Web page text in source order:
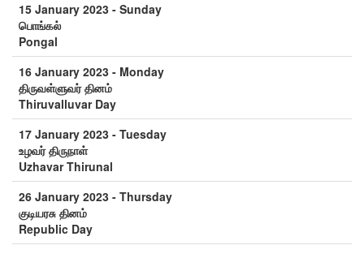
15 January 2023 - Sunday
பொங்கல்
Pongal
16 January 2023 - Monday
திருவள்ளுவர் தினம்
Thiruvalluvar Day
17 January 2023 - Tuesday
உழவர் திருநாள்
Uzhavar Thirunal
26 January 2023 - Thursday
குடியரசு தினம்
Republic Day